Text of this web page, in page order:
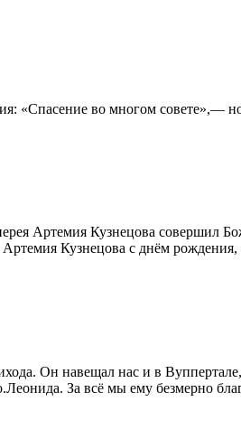
во многом совете»,―
Артемия Кузнецова совершил
Кузнецова с днём
Он навещал нас и в
За всё мы ему безмерно